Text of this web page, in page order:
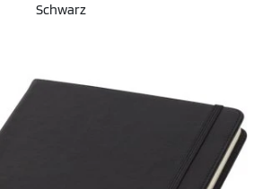
Schwarz